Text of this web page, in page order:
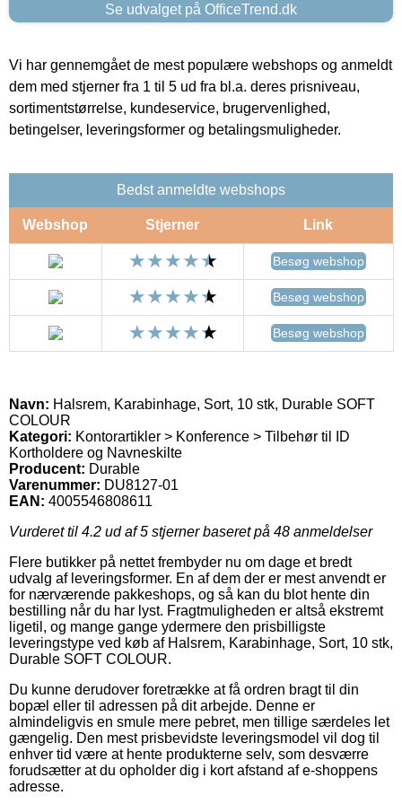
Se udvalget på OfficeTrend.dk
Vi har gennemgået de mest populære webshops og anmeldt
dem med stjerner fra 1 til 5 ud fra bl.a. deres prisniveau,
sortimentstørrelse, kundeservice, brugervenlighed,
betingelser, leveringsformer og betalingsmuligheder.
Bedst anmeldte webshops
Webshop Stjerner Link
Besøg webshop
Besøg webshop
Besøg webshop
Navn: Halsrem, Karabinhage, Sort, 10 stk, Durable SOFT
COLOUR
Kategori: Kontorartikler > Konference > Tilbehør til ID
Kortholdere og Navneskilte
Producent: Durable
Varenummer: DU8127-01
EAN: 4005546808611
Vurderet til 4.2 ud af 5 stjerner baseret på 48 anmeldelser
Flere butikker på nettet frembyder nu om dage et bredt
udvalg af leveringsformer. En af dem der er mest anvendt er
for nærværende pakkeshops, og så kan du blot hente din
bestilling når du har lyst. Fragtmuligheden er altså ekstremt
ligetil, og mange gange ydermere den prisbilligste
leveringstype ved køb af Halsrem, Karabinhage, Sort, 10 stk,
Durable SOFT COLOUR.
Du kunne derudover foretrække at få ordren bragt til din
bopæl eller til adressen på dit arbejde. Denne er
almindeligvis en smule mere pebret, men tillige særdeles let
gængelig. Den mest prisbevidste leveringsmodel vil dog til
enhver tid være at hente produkterne selv, som desværre
forudsætter at du opholder dig i kort afstand af e-shoppens
adresse.